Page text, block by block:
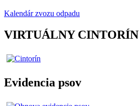
Kalendár zvozu odpadu
VIRTUÁLNY CINTORÍN
Evidencia psov